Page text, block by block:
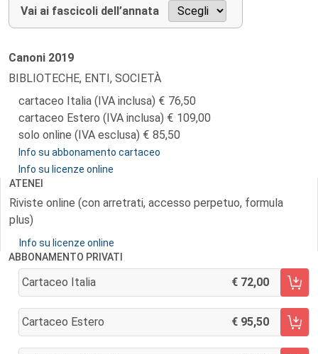
Vai ai fascicoli dell’annata
Canoni 2019
BIBLIOTECHE, ENTI, SOCIETÀ
cartaceo Italia (IVA inclusa)
76,50
cartaceo Estero (IVA inclusa)
109,00
solo online (IVA esclusa)
85,50
Info su abbonamento cartaceo
Info su licenze online
ATENEI
Riviste online (con arretrati, accesso perpetuo, formula
plus)
Info su licenze online
ABBONAMENTO PRIVATI
Cartaceo Italia 72,00
AGGIUNGI AL CARRELLO
Cartaceo Estero 95,50
AGGIUNGI AL CARRELLO